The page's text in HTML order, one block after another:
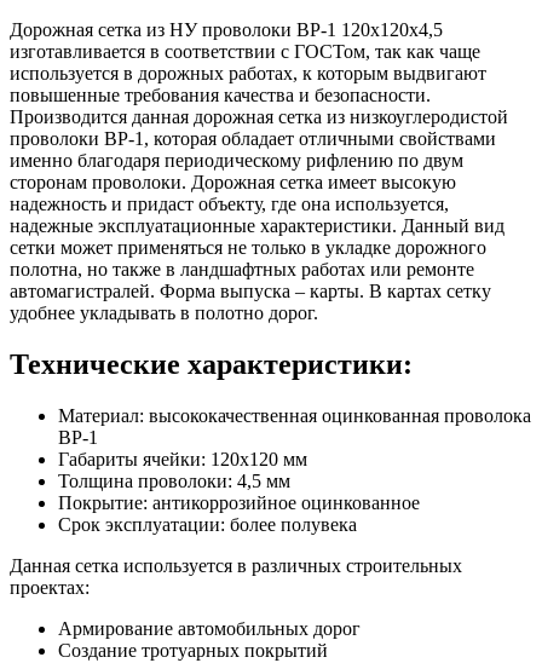
Дорожная сетка из НУ проволоки ВР-1 120х120х4,5
изготавливается в соответствии с ГОСТом, так как чаще
используется в дорожных работах, к которым выдвигают
повышенные требования качества и безопасности.
Производится данная дорожная сетка из низкоуглеродистой
проволоки ВР-1, которая обладает отличными свойствами
именно благодаря периодическому рифлению по двум
сторонам проволоки. Дорожная сетка имеет высокую
надежность и придаст объекту, где она используется,
надежные эксплуатационные характеристики. Данный вид
сетки может применяться не только в укладке дорожного
полотна, но также в ландшафтных работах или ремонте
автомагистралей. Форма выпуска – карты. В картах сетку
удобнее укладывать в полотно дорог.
Технические характеристики:
Материал: высококачественная оцинкованная проволока
ВР-1
Габариты ячейки: 120х120 мм
Толщина проволоки: 4,5 мм
Покрытие: антикоррозийное оцинкованное
Срок эксплуатации: более полувека
Данная сетка используется в различных строительных
проектах:
Армирование автомобильных дорог
Создание тротуарных покрытий